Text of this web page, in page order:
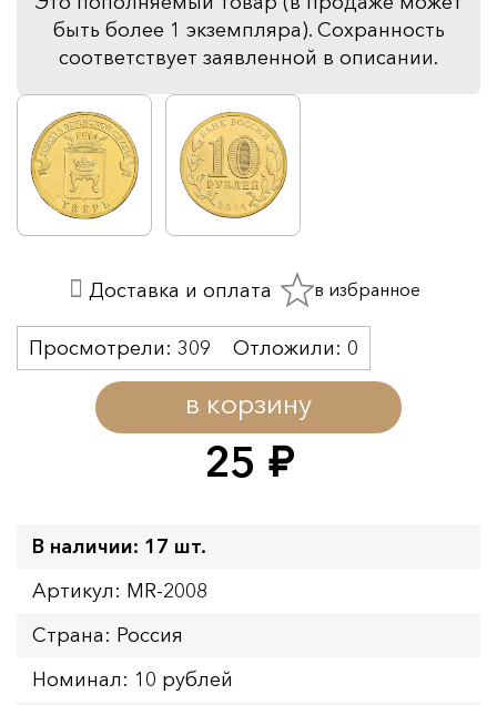
быть более 1 экземпляра). Сохранность
соответствует заявленной в описании.
25 руб.
в корзину
Просмотрели: 309 Отложили: 0
Доставка и оплата в избранное
В наличии: 17 шт.
Артикул: MR-2008
Страна: Россия
Номинал: 10 рублей